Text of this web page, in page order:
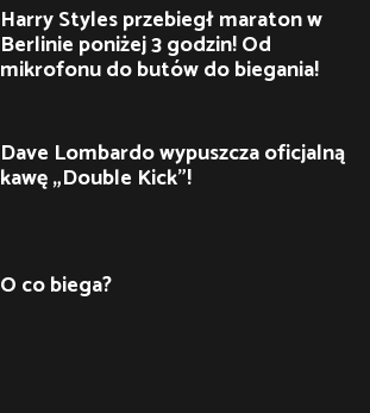
Harry Styles przebiegł maraton w
Berlinie poniżej 3 godzin! Od
mikrofonu do butów do biegania!
Dave Lombardo wypuszcza oficjalną
kawę „Double Kick”!
O co biega?